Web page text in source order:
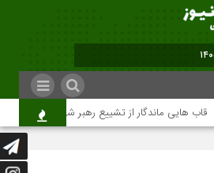
قاب هایی ماندگار از تشییع رهبر شهید در تهران